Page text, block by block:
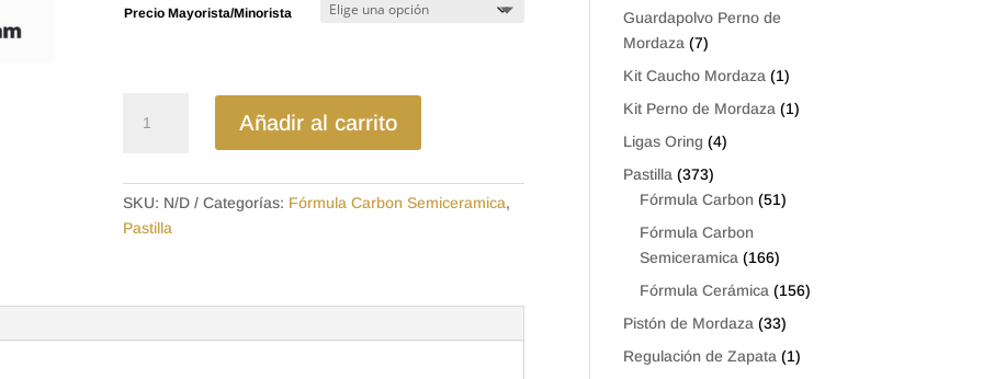
desde
$21.28
Precio Mayorista/Minorista
SEMICERAMICA
KIA
PICANTO
RIN
Añadir al carrito
SKU: N/D Categorías: Fórmula Carbon Semiceramica,
Pastilla
Guardapolvo Perno de
Mordaza (7)
Kit Caucho Mordaza (1)
Kit Perno de Mordaza (1)
Ligas Oring (4)
Pastilla (373)
Fórmula Carbon (51)
Fórmula Carbon
Semiceramica (166)
Fórmula Cerámica (156)
Pistón de Mordaza (33)
Regulación de Zapata (1)